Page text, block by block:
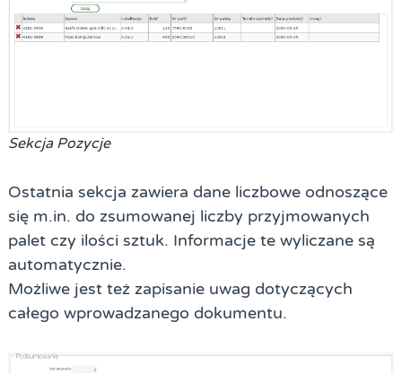
Sekcja Pozycje
Ostatnia sekcja zawiera dane liczbowe odnoszące
się m.in. do zsumowanej liczby przyjmowanych
palet czy ilości sztuk. Informacje te wyliczane są
automatycznie.
Możliwe jest też zapisanie uwag dotyczących
całego wprowadzanego dokumentu.